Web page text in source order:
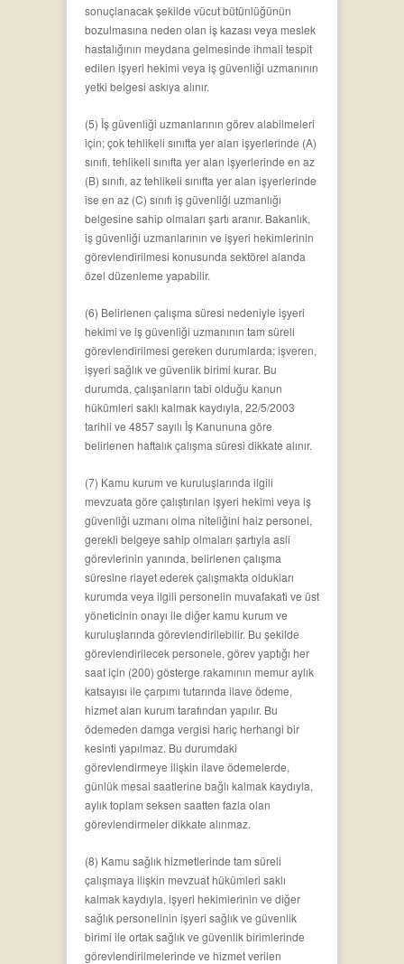
sonuçlanacak şekilde vücut bütünlüğünün
bozulmasına neden olan iş kazası veya meslek
hastalığının meydana gelmesinde ihmali tespit
edilen işyeri hekimi veya iş güvenliği uzmanının
yetki belgesi askıya alınır.
(5) İş güvenliği uzmanlarının görev alabilmeleri
için; çok tehlikeli sınıfta yer alan işyerlerinde (A)
sınıfı, tehlikeli sınıfta yer alan işyerlerinde en az
(B) sınıfı, az tehlikeli sınıfta yer alan işyerlerinde
ise en az (C) sınıfı iş güvenliği uzmanlığı
belgesine sahip olmaları şartı aranır. Bakanlık,
iş güvenliği uzmanlarının ve işyeri hekimlerinin
görevlendirilmesi konusunda sektörel alanda
özel düzenleme yapabilir.
(6) Belirlenen çalışma süresi nedeniyle işyeri
hekimi ve iş güvenliği uzmanının tam süreli
görevlendirilmesi gereken durumlarda; işveren,
işyeri sağlık ve güvenlik birimi kurar. Bu
durumda, çalışanların tabi olduğu kanun
hükümleri saklı kalmak kaydıyla, 22/5/2003
tarihli ve 4857 sayılı İş Kanununa göre
belirlenen haftalık çalışma süresi dikkate alınır.
(7) Kamu kurum ve kuruluşlarında ilgili
mevzuata göre çalıştırılan işyeri hekimi veya iş
güvenliği uzmanı olma niteliğini haiz personel,
gerekli belgeye sahip olmaları şartıyla asli
görevlerinin yanında, belirlenen çalışma
süresine riayet ederek çalışmakta oldukları
kurumda veya ilgili personelin muvafakati ve üst
yöneticinin onayı ile diğer kamu kurum ve
kuruluşlarında görevlendirilebilir. Bu şekilde
görevlendirilecek personele, görev yaptığı her
saat için (200) gösterge rakamının memur aylık
katsayısı ile çarpımı tutarında ilave ödeme,
hizmet alan kurum tarafından yapılır. Bu
ödemeden damga vergisi hariç herhangi bir
kesinti yapılmaz. Bu durumdaki
görevlendirmeye ilişkin ilave ödemelerde,
günlük mesai saatlerine bağlı kalmak kaydıyla,
aylık toplam seksen saatten fazla olan
görevlendirmeler dikkate alınmaz.
(8) Kamu sağlık hizmetlerinde tam süreli
çalışmaya ilişkin mevzuat hükümleri saklı
kalmak kaydıyla, işyeri hekimlerinin ve diğer
sağlık personelinin işyeri sağlık ve güvenlik
birimi ile ortak sağlık ve güvenlik birimlerinde
görevlendirilmelerinde ve hizmet verilen